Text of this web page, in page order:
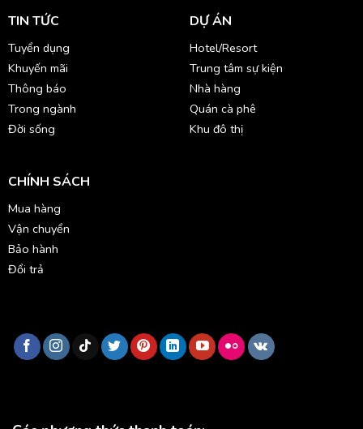
TIN TỨC
Tuyển dụng
Khuyến mãi
Thông báo
Trong ngành
Đời sống
DỰ ÁN
Hotel/Resort
Trung tâm sự kiện
Nhà hàng
Quán cà phê
Khu đô thị
CHÍNH SÁCH
Mua hàng
Vận chuyển
Bảo hành
Đổi trả